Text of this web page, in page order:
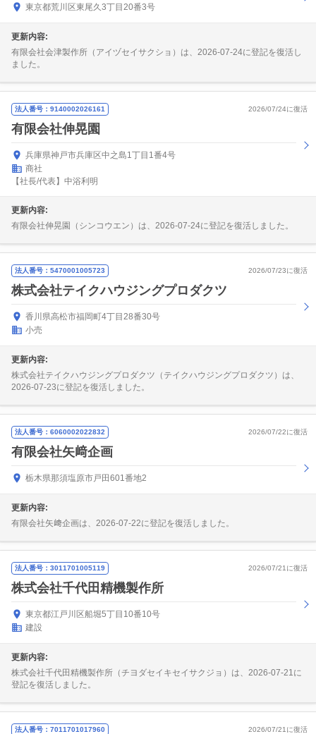
東京都荒川区東尾久3丁目20番3号
更新内容:
有限会社会津製作所（アイヅセイサクショ）は、2026-07-24に登記を復活し
ました。
法人番号：9140002026161 2026/07/24に復活
有限会社伸晃園
兵庫県神戸市兵庫区中之島1丁目1番4号
商社
【社長/代表】中浴利明
更新内容:
有限会社伸晃園（シンコウエン）は、2026-07-24に登記を復活しました。
法人番号：5470001005723 2026/07/23に復活
株式会社テイクハウジングプロダクツ
香川県高松市福岡町4丁目28番30号
小売
更新内容:
株式会社テイクハウジングプロダクツ（テイクハウジングプロダクツ）は、
2026-07-23に登記を復活しました。
法人番号：6060002022832 2026/07/22に復活
有限会社矢﨑企画
栃木県那須塩原市戸田601番地2
更新内容:
有限会社矢﨑企画は、2026-07-22に登記を復活しました。
法人番号：3011701005119 2026/07/21に復活
株式会社千代田精機製作所
東京都江戸川区船堀5丁目10番10号
建設
更新内容:
株式会社千代田精機製作所（チヨダセイキセイサクジョ）は、2026-07-21に
登記を復活しました。
法人番号：7011701017960 2026/07/21に復活